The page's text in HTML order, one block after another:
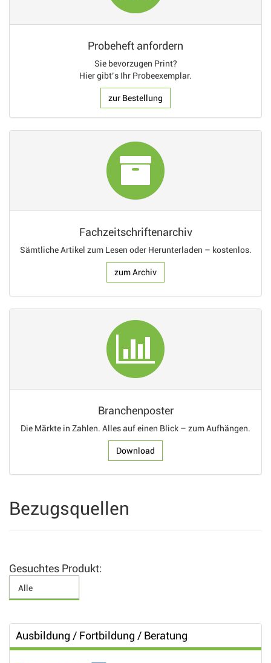
Probeheft anfordern
Sie bevorzugen Print?
Hier gibt’s Ihr Probeexemplar.
zur Bestellung
Fachzeitschriftenarchiv
Sämtliche Artikel zum Lesen oder Herunterladen – kostenlos.
zum Archiv
Branchenposter
Die Märkte in Zahlen. Alles auf einen Blick – zum Aufhängen.
Download
Bezugsquellen
Gesuchtes Produkt:
Ausbildung / Fortbildung / Beratung